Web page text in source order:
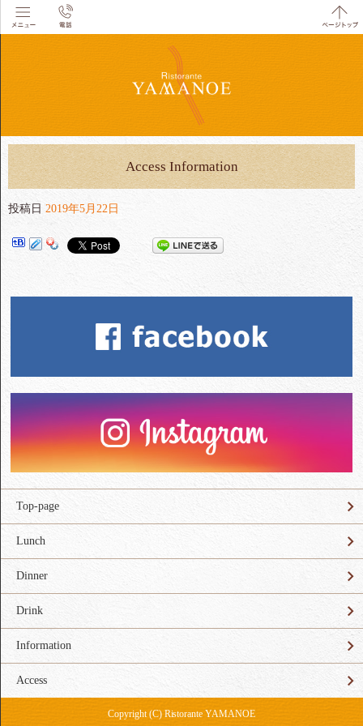
Access Information
投稿日 2019年5月22日
Top-page
Lunch
Dinner
Drink
Information
Access
Copyright (C) Ristorante YAMANOE